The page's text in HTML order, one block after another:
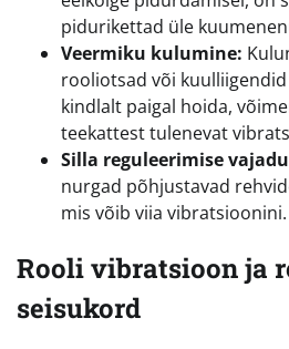
pidurikettad üle
Veermiku kulumine:
rooliotsad või
kindlalt paigal hoida,
teekattest tulenevat
Silla reguleerimise
nurgad põhjustavad
mis võib viia vibratsioonini.
Rooli vibratsioon ja
seisukord